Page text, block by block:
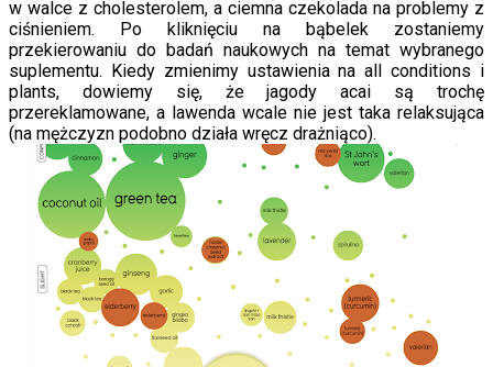
w walce z cholesterolem, a ciemna czekolada na problemy z
ciśnieniem. Po kliknięciu na bąbelek zostaniemy
przekierowaniu do badań naukowych na temat wybranego
suplementu. Kiedy zmienimy ustawienia na all conditions i
plants, dowiemy się, że jagody acai są trochę
przereklamowane, a lawenda wcale nie jest taka relaksująca
(na mężczyzn podobno działa wręcz drażniąco).